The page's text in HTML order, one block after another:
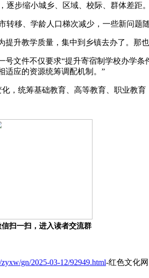
步缩小城乡、区域、校际、群体差距。
移、学龄人口梯次减少，一些新问题
升教学质量，集中到乡镇去办了。那
文件不仅要求“提升寄宿制学校办学
适应的资源统筹调配机制。”
，统筹基础教育、高等教育、职业教
信扫一扫，进入读者交流群
gn/2025-03-12/92949.html-红色文化网